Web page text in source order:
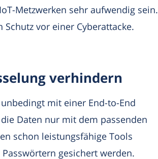
Metzwerken sehr aufwendig sein.
vor einer Cyberattacke.
verhindern
mit einer End-to-End
Daten nur mit dem passenden
schon leistungsfähige Tools
gesichert werden.